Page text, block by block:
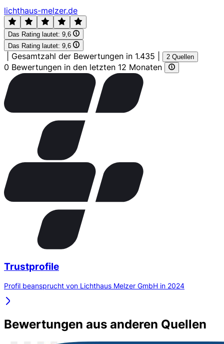
lichthaus-melzer.de
Das Rating lautet: 9,6
Das Rating lautet: 9,6
Gesamtzahl der Bewertungen in 1.435 2 Quellen
0 Bewertungen in den letzten 12 Monaten
Trustprofile
Profil beansprucht von Lichthaus Melzer GmbH in 2024
Bewertungen aus anderen Quellen